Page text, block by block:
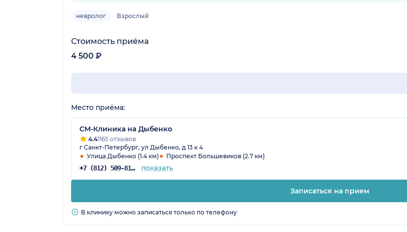
невролог Взрослый
Стоимость приёма
4 500 ₽
Место приёма:
СМ-Клиника на Дыбенко
4.41165 отзывов
г Санкт-Петербург, ул Дыбенко, д 13 к 4
Улица Дыбенко (1.4 км)
Проспект Большевиков (2.7 км)
+7 (812) 509-81-68 показать
Записаться на прием
В клинику можно записаться только по телефону